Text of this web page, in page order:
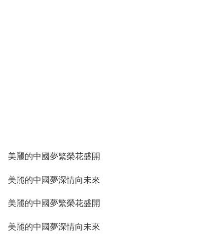
美麗的中國夢繁榮花盛開
美麗的中國夢深情向未來
美麗的中國夢繁榮花盛開
美麗的中國夢深情向未來